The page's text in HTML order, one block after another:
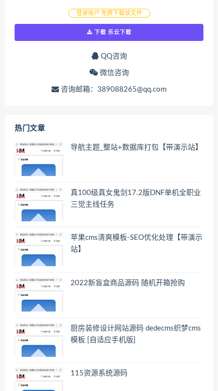
登录账户 免费下载该文件
下载 乐云下载
QQ咨询
微信咨询
咨询邮箱：389088265@qq.com
热门文章
导航主题_整站+数据库打包【带演示站】
真100级真女鬼剑17.2版DNF单机全职业
三觉主线任务
苹果cms清爽模板-SEO优化处理【带演示
站】
2022新盲盒商品源码 随机开箱抢购
厨房装修设计网站源码 dedecms织梦cms
模板 [自适应手机版]
115资源系统源码